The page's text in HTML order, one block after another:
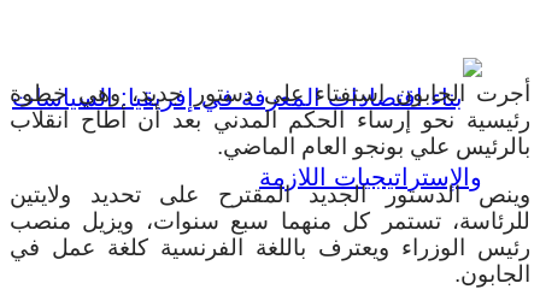
أجرت الجابون استفتاء على دستور جديد، وهي خطوة
رئيسية نحو إرساء الحكم المدني بعد أن أطاح انقلاب
بالرئيس علي بونجو العام الماضي.
وينص الدستور الجديد المقترح على تحديد ولايتين
للرئاسة، تستمر كل منهما سبع سنوات، ويزيل منصب
رئيس الوزراء ويعترف باللغة الفرنسية كلغة عمل في
الجابون.